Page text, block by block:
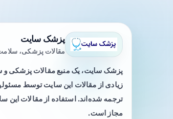
پزشک سایت
مقالات پزشکی،
پزشک سایت، یک منبع مقالات پزشکی
زیادی از مقالات این سایت توسط
ترجمه شده‌اند. استفاده از مقالات این
مجاز است.